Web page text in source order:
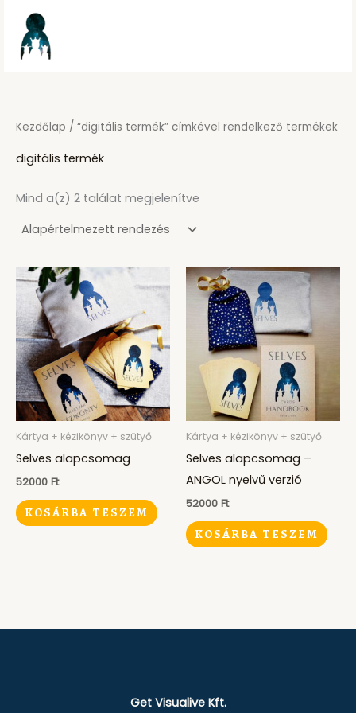
content
Kezdőlap / “digitális termék” címkével rendelkező termékek
digitális termék
Mind a(z) 2 találat megjelenítve
Kártya + kézikönyv + szütyő
Selves alapcsomag
52000 Ft
KOSÁRBA TESZEM
Kártya + kézikönyv + szütyő
Selves alapcsomag –
ANGOL nyelvű verzió
52000 Ft
KOSÁRBA TESZEM
Get Visualive Kft.